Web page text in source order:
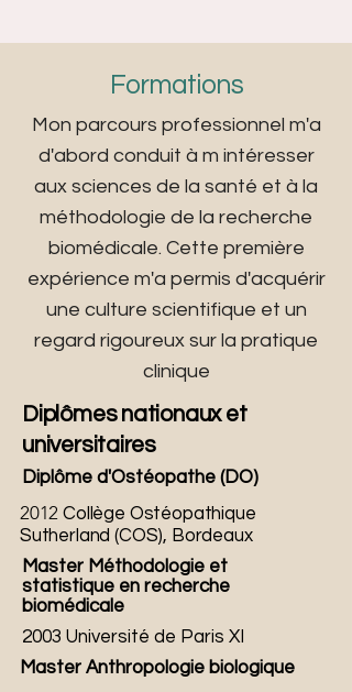
Formations
Mon parcours professionnel m'a
d'abord conduit à m intéresser
aux sciences de la santé et à la
méthodologie de la recherche
biomédicale. Cette première
expérience m'a permis d'acquérir
une culture scientifique et un
regard rigoureux sur la pratique
clinique
Diplômes nationaux et
universitaires
Diplôme d'Ostéopathe (DO)
2012Collège Ostéopathique
Sutherland (COS), Bordeaux
Master Méthodologie et
statistique en recherche
biomédicale
2003 Université de Paris XI
Master Anthropologie biologique